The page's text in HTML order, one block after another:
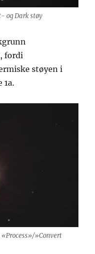
og Dark støy
fordi
støyen i
1a.
»Convert